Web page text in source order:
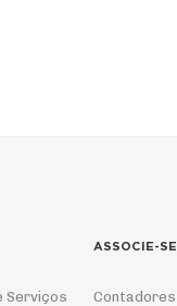
Serviços
ASSOCIE-SE
Contadores